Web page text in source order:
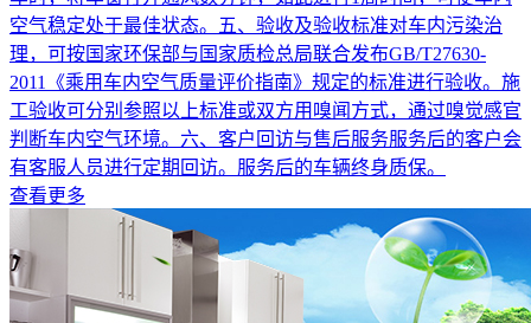
空气稳定处于最佳状态。五、验收及验收标准对车内污染治
理，可按国家环保部与国家质检总局联合发布GB/T27630-
2011《乘用车内空气质量评价指南》规定的标准进行验收。施
工验收可分别参照以上标准或双方用嗅闻方式，通过嗅觉感官
判断车内空气环境。六、客户回访与售后服务服务后的客户会
有客服人员进行定期回访。服务后的车辆终身质保。
查看更多